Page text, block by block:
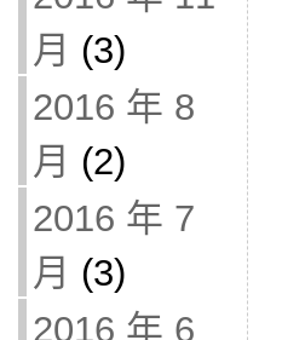
月 (3)
2016 年 8
月 (2)
2016 年 7
月 (3)
2016 年 6